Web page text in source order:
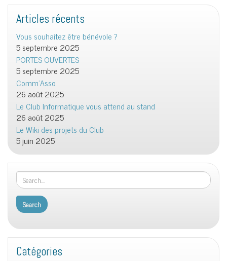
Articles récents
Vous souhaitez être bénévole ?
5 septembre 2025
PORTES OUVERTES
5 septembre 2025
Comm’Asso
26 août 2025
Le Club Informatique vous attend au stand
26 août 2025
Le Wiki des projets du Club
5 juin 2025
Catégories